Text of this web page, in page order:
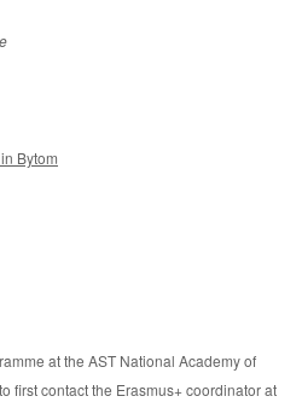
Bytom
at the AST National Academy of
first contact the Erasmus+ coordinator at